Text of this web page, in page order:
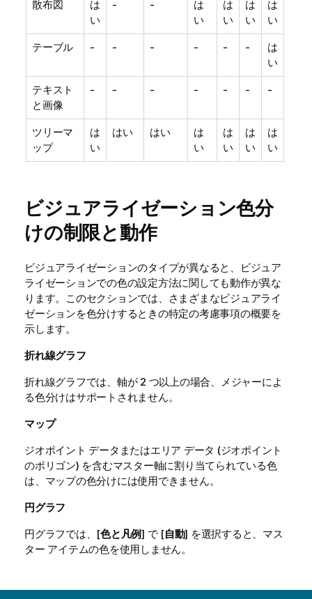
散布図
は
い
- -
は
い
は
い
は
い
は
い
テーブル - - - - - -
は
い
テキスト
と画像
- - - - - - -
ツリーマ
ップ
は
い
はい はい
は
い
は
い
は
い
は
い
ビジュアライゼーション色分
けの制限と動作
ビジュアライゼーションのタイプが異なると、ビジュア
ライゼーションでの色の設定方法に関しても動作が異な
ります。このセクションでは、さまざまなビジュアライ
ゼーションを色分けするときの特定の考慮事項の概要を
示します。
折れ線グラフ
折れ線グラフでは、軸が 2 つ以上の場合、メジャーによ
る色分けはサポートされません。
マップ
ジオポイント データまたはエリア データ (ジオポイント
のポリゴン) を含むマスター軸に割り当てられている色
は、マップの色分けには使用できません。
円グラフ
円グラフでは、[色と凡例] で [自動] を選択すると、マス
ター アイテムの色を使用しません。